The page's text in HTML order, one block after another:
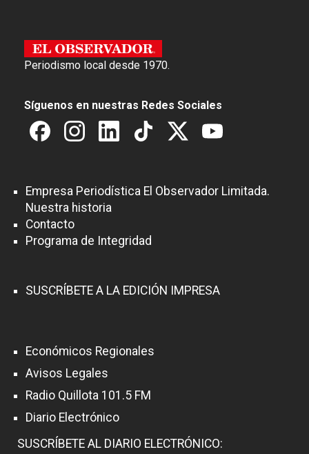
Periodismo local desde 1970.
Síguenos en nuestras Redes Sociales
Empresa Periodística El Observador Limitada.
Nuestra historia
Contacto
Programa de Integridad
SUSCRÍBETE A LA EDICIÓN IMPRESA
Económicos Regionales
Avisos Legales
Radio Quillota 101.5 FM
Diario Electrónico
SUSCRÍBETE AL DIARIO ELECTRÓNICO: